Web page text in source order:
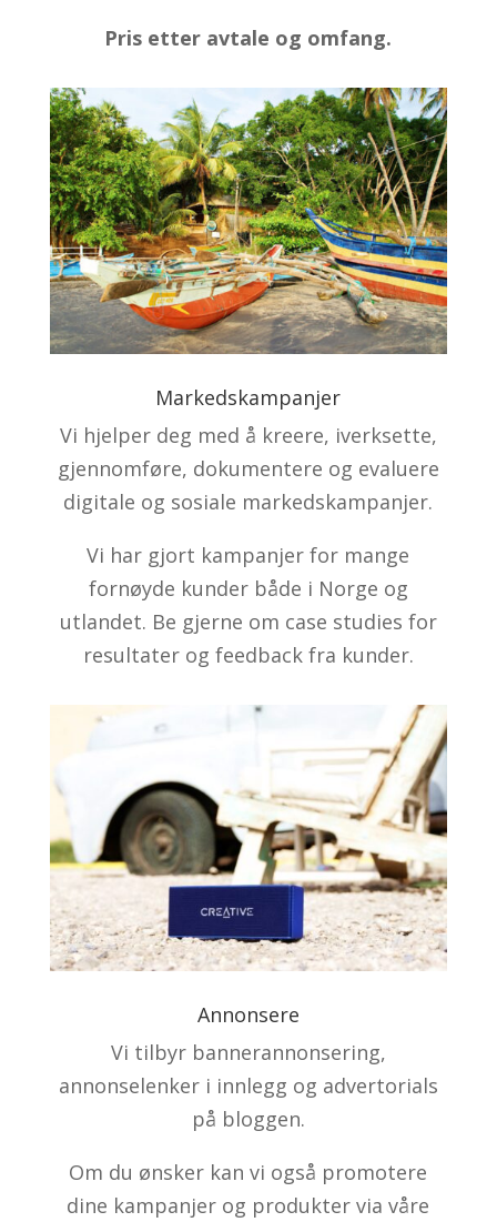
Pris etter avtale og omfang.
Markedskampanjer
Vi hjelper deg med å kreere, iverksette,
gjennomføre, dokumentere og evaluere
digitale og sosiale markedskampanjer.
Vi har gjort kampanjer for mange
fornøyde kunder både i Norge og
utlandet. Be gjerne om case studies for
resultater og feedback fra kunder.
Annonsere
Vi tilbyr bannerannonsering,
annonselenker i innlegg og advertorials
på bloggen.
Om du ønsker kan vi også promotere
dine kampanjer og produkter via våre